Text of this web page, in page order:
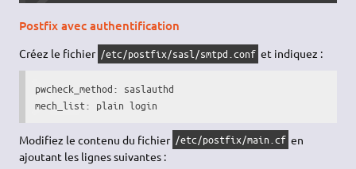
Postfix avec authentification
Créez le fichier /etc/postfix/sasl/smtpd.conf et indiquez :
pwcheck_method: saslauthd
mech_list: plain login
Modifiez le contenu du fichier /etc/postfix/main.cf en
ajoutant les lignes suivantes :